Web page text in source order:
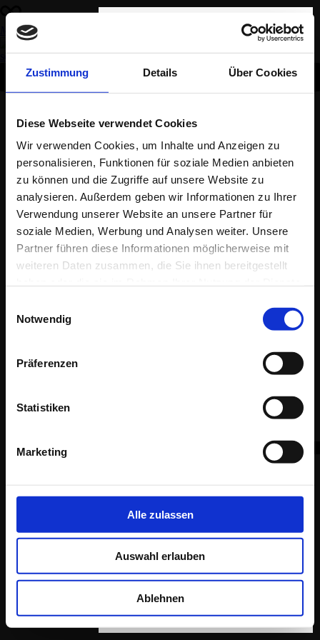
Zustimmung Details Über Cookies
Diese Webseite verwendet Cookies
Wir verwenden Cookies, um Inhalte und Anzeigen zu
personalisieren, Funktionen für soziale Medien anbieten
zu können und die Zugriffe auf unsere Website zu
analysieren. Außerdem geben wir Informationen zu Ihrer
Verwendung unserer Website an unsere Partner für
soziale Medien, Werbung und Analysen weiter. Unsere
Partner führen diese Informationen möglicherweise mit
weiteren Daten zusammen, die Sie ihnen bereitgestellt
Notwendig
Präferenzen
Statistiken
Marketing
Alle zulassen
Auswahl erlauben
Ablehnen
Menu
schließen
GU Gretsch-Unitas GmbH
MESSE | BAU 2025
MESSE | Fensterbau 2024
Name*
Email*
SEND
Comments
Raum Messe Licht: +49 7151 1651-51